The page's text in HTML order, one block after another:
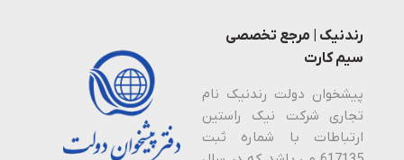
رندنیک | مرجع تخصصی
سیم کارت
پیشخوان دولت رندنیک نام
تجاری شرکت نیک راستین
ارتباطات با شماره ثبت